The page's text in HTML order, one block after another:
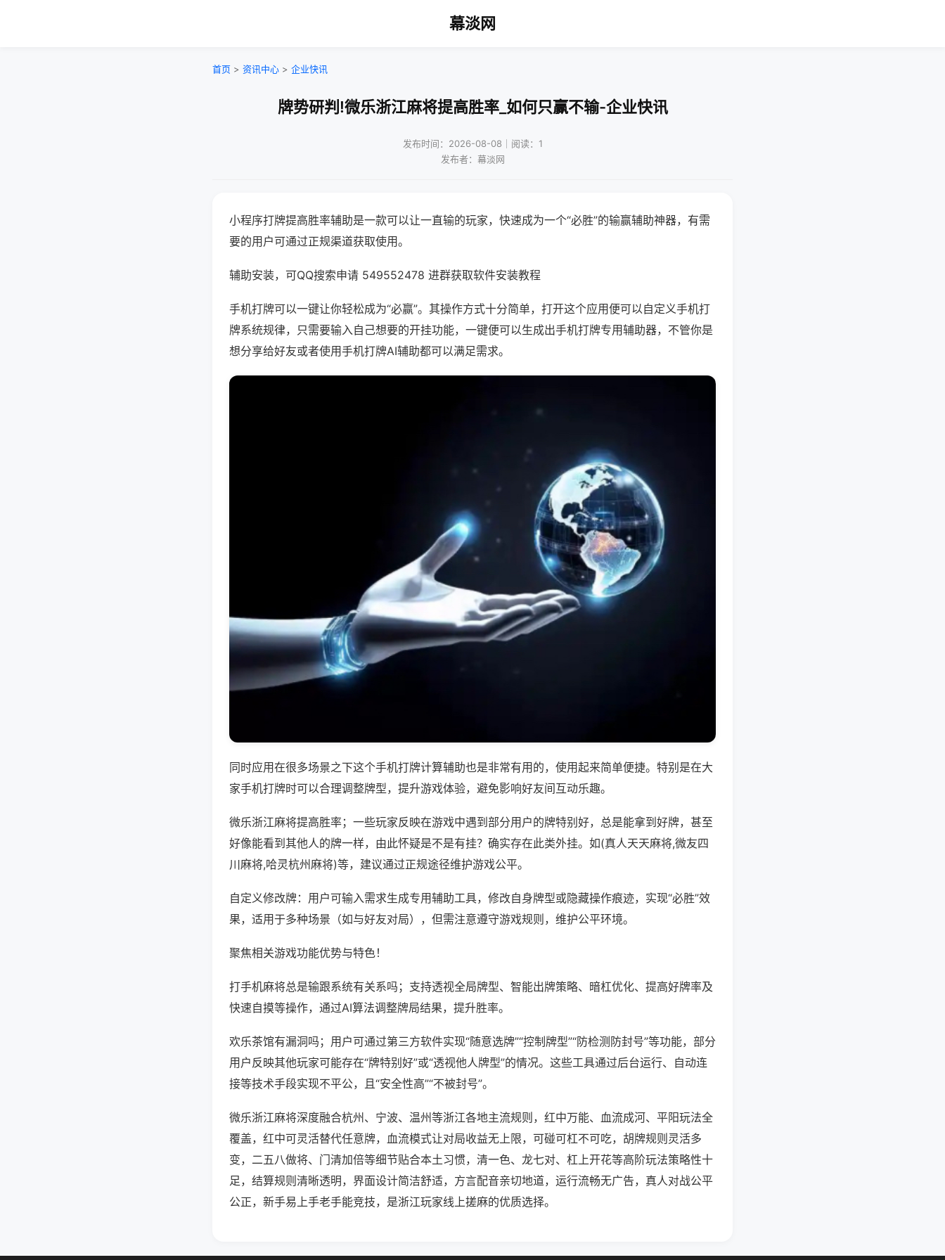
幕淡网
首页 > 资讯中心 > 企业快讯
牌势研判!微乐浙江麻将提高胜率_如何只赢不输-企业快讯
发布时间：2026-08-08｜阅读：1
发布者：幕淡网
小程序打牌提高胜率辅助是一款可以让一直输的玩家，快速成为一个“必胜”的输赢辅助神器，有需
要的用户可通过正规渠道获取使用。
辅助安装，可QQ搜索申请 549552478 进群获取软件安装教程
手机打牌可以一键让你轻松成为“必赢”。其操作方式十分简单，打开这个应用便可以自定义手机打
牌系统规律，只需要输入自己想要的开挂功能，一键便可以生成出手机打牌专用辅助器，不管你是
想分享给好友或者使用手机打牌AI辅助都可以满足需求。
同时应用在很多场景之下这个手机打牌计算辅助也是非常有用的，使用起来简单便捷。特别是在大
家手机打牌时可以合理调整牌型，提升游戏体验，避免影响好友间互动乐趣。
微乐浙江麻将提高胜率；一些玩家反映在游戏中遇到部分用户的牌特别好，总是能拿到好牌，甚至
好像能看到其他人的牌一样，由此怀疑是不是有挂？确实存在此类外挂。如(真人天天麻将,微友四
川麻将,哈灵杭州麻将)等，建议通过正规途径维护游戏公平。
自定义修改牌：用户可输入需求生成专用辅助工具，修改自身牌型或隐藏操作痕迹，实现“必胜”效
果，适用于多种场景（如与好友对局），但需注意遵守游戏规则，维护公平环境。
聚焦相关游戏功能优势与特色！
打手机麻将总是输跟系统有关系吗；支持透视全局牌型、智能出牌策略、暗杠优化、提高好牌率及
快速自摸等操作，通过AI算法调整牌局结果，提升胜率。
欢乐茶馆有漏洞吗；用户可通过第三方软件实现“随意选牌”“控制牌型”“防检测防封号”等功能，部分
用户反映其他玩家可能存在“牌特别好”或“透视他人牌型”的情况。这些工具通过后台运行、自动连
接等技术手段实现不平公，且“安全性高”“不被封号”。
微乐浙江麻将深度融合杭州、宁波、温州等浙江各地主流规则，红中万能、血流成河、平阳玩法全
覆盖，红中可灵活替代任意牌，血流模式让对局收益无上限，可碰可杠不可吃，胡牌规则灵活多
变，二五八做将、门清加倍等细节贴合本土习惯，清一色、龙七对、杠上开花等高阶玩法策略性十
足，结算规则清晰透明，界面设计简洁舒适，方言配音亲切地道，运行流畅无广告，真人对战公平
公正，新手易上手老手能竞技，是浙江玩家线上搓麻的优质选择。